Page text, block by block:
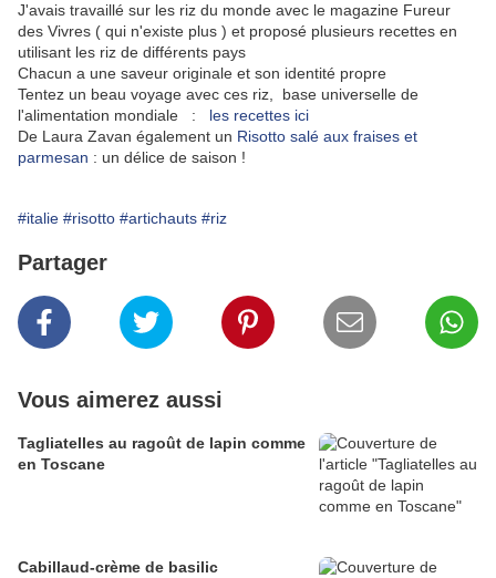
J'avais travaillé sur les riz du monde avec le magazine Fureur
des Vivres ( qui n'existe plus ) et proposé plusieurs recettes en
utilisant les riz de différents pays
Chacun a une saveur originale et son identité propre
Tentez un beau voyage avec ces riz, base universelle de
l'alimentation mondiale : les recettes ici
De Laura Zavan également un Risotto salé aux fraises et
parmesan : un délice de saison !
#italie #risotto #artichauts #riz
Partager
Vous aimerez aussi
Tagliatelles au ragoût de lapin comme
en Toscane
Cabillaud-crème de basilic